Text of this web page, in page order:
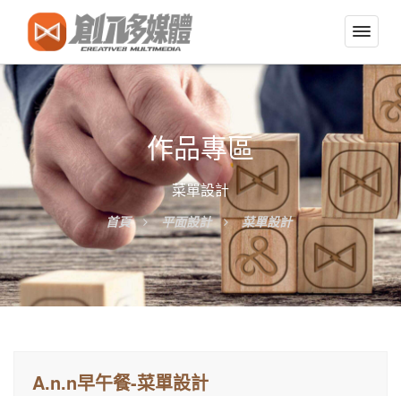
切
換
導
選
單
作品專區
菜單設計
首頁 平面設計 菜單設計
A.n.n早午餐-菜單設計